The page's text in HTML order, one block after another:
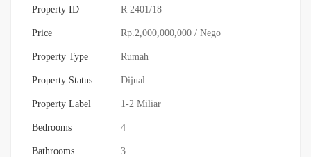
Property ID R 2401/18
Price Rp.2,000,000,000 / Nego
Property Type Rumah
Property Status Dijual
Property Label 1-2 Miliar
Bedrooms 4
Bathrooms 3